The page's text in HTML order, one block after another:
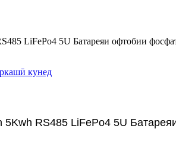
LiFePo4 5U Батареяи офтобии
кунед
RS485 LiFePo4 5U